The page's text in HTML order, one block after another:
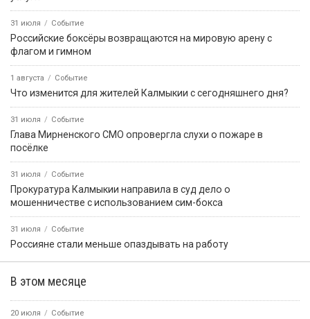
31 июля Событие
Российские боксёры возвращаются на мировую арену с
флагом и гимном
1 августа Событие
Что изменится для жителей Калмыкии с сегодняшнего дня?
31 июля Событие
Глава Мирненского СМО опровергла слухи о пожаре в
посёлке
31 июля Событие
Прокуратура Калмыкии направила в суд дело о
мошенничестве с использованием сим-бокса
31 июля Событие
Россияне стали меньше опаздывать на работу
В этом месяце
20 июля Событие